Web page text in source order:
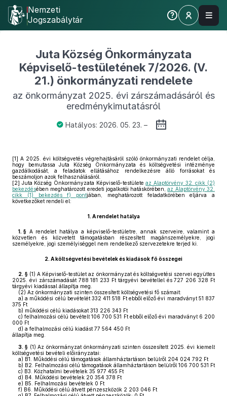
Nemzeti
Jogszabálytár
Juta Község Önkormányzata
Képviselő-testületének 7/2026. (V.
21.) önkormányzati rendelete
az önkormányzat 2025. évi zárszámadásáról és
eredménykimutatásról
Hatályos: 2026. 05. 23. –
[1] A 2025. évi költségvetés végrehajtásáról szóló önkormányzati rendelet célja,
hogy bemutassa Juta Község Önkormányzata és költségvetési intézménye
gazdálkodását, a feladatok ellátásához rendelkezésre álló forrásokat és
beszámoljon azok felhasználásáról.
[2] Juta Község Önkormányzata Képviselő-testületeaz Alaptörvény 32. cikk (2)
bekezdésében meghatározott eredeti jogalkotói hatáskörében,az Alaptörvény 32.
cikk (1) bekezdés f) pontjában, meghatározott feladatkörében eljárva a
következőket rendeli el:
1. A rendelet hatálya
1. § A rendelet hatálya a képviselő-testületre, annak szerveire, valamint a
közvetlen és közvetett támogatásban részesített magánszemélyekre, jogi
személyekre, jogi személyiséggel nem rendelkező szervezetekre terjed ki.
2. A költségvetési bevételek és kiadások fő összegei
2. § (1) A Képviselő-testület az önkormányzat és költségvetési szervei együttes
2025. évi zárszámadását 788 181 233 Ft tárgyévi bevétellel és 727 206 328 Ft
tárgyévi kiadással állapítja meg.
(2) Az önkormányzati szinten összesített költségvetési fő számait:
a) a működési célú bevételét 332 411 518 Ft ebből előző évi maradványt 51 837
375 Ft
b) működési célú kiadásokat 313 226 343 Ft
c) felhalmozási célú bevételt 106 700 531 Ft ebből előző évi maradványt 6 200
000 Ft
d) a felhalmozási célú kiadást 77 564 450 Ft
állapítja meg.
3. § (1) Az önkormányzat önkormányzati szinten összesített 2025. évi kiemelt
költségvetési bevételi előirányzatai:
a) B1. Működési célú támogatások államháztartáson belülről 204 024 792 Ft
b) B2. Felhalmozási célú támogatások államháztartáson belülről 106 700 531 Ft
c) B3. Közhatalmi bevételek 35 977 455 Ft
d) B4. Működési bevételek 20 354 378 Ft
e) B5. Felhalmozási bevételek 0 Ft
f) B6. Működési célú átvett pénzeszközök 2 203 046 Ft